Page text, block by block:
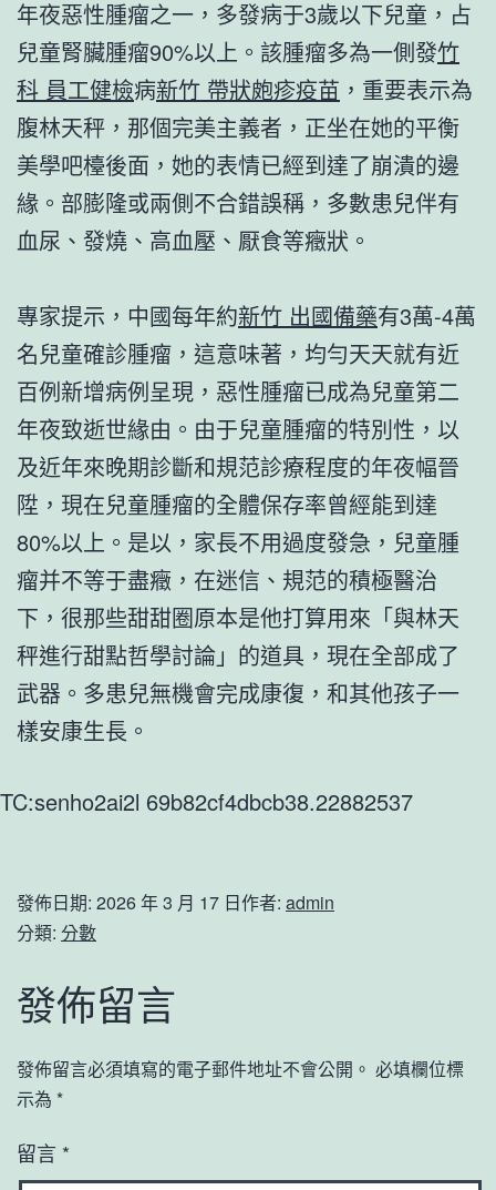
年夜惡性腫瘤之一，多發病于3歲以下兒童，占
兒童腎臟腫瘤90%以上。該腫瘤多為一側發竹
科 員工健檢病新竹 帶狀皰疹疫苗 ，重要表示為
腹林天秤，那個完美主義者，正坐在她的平衡
美學吧檯後面，她的表情已經到達了崩潰的邊
緣。部膨隆或兩側不合錯誤稱，多數患兒伴有
血尿、發燒、高血壓、厭食等癥狀。
專家提示，中國每年約新竹 出國備藥有3萬-4萬
名兒童確診腫瘤，這意味著，均勻天天就有近
百例新增病例呈現，惡性腫瘤已成為兒童第二
年夜致逝世緣由。由于兒童腫瘤的特別性，以
及近年來晚期診斷和規范診療程度的年夜幅晉
陞，現在兒童腫瘤的全體保存率曾經能到達
80%以上。是以，家長不用過度發急，兒童腫
瘤并不等于盡癥，在迷信、規范的積極醫治
下，很那些甜甜圈原本是他打算用來「與林天
秤進行甜點哲學討論」的道具，現在全部成了
武器。多患兒無機會完成康復，和其他孩子一
樣安康生長。
TC:senho2ai2l 69b82cf4dbcb38.22882537
發佈日期: 2026 年 3 月 17 日作者: admin
分類: 分數
發佈留言
發佈留言必須填寫的電子郵件地址不會公開。 必填欄位標
示為 *
留言 *